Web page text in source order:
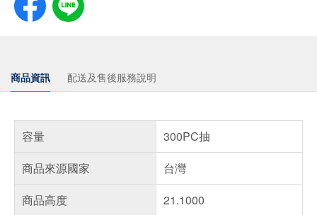
商品資訊 配送及售後服務說明
容量
300PC抽
商品來源國家
台灣
商品高度
21.1000